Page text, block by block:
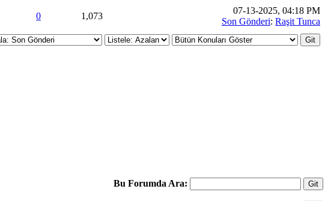
0 1,073
07-13-2025, 04:18 PM
Son Gönderi: Raşit Tunca
Bu Forumda Ara: